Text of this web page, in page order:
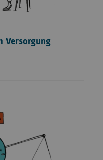
Versorgung